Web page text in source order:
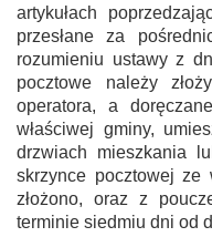
artykułach
przesłane za
rozumieniu ustawy z
pocztowe należy
operatora, a
właściwej gminy,
drzwiach mieszkania
skrzynce pocztowej
złożono, oraz z
terminie siedmiu dni od